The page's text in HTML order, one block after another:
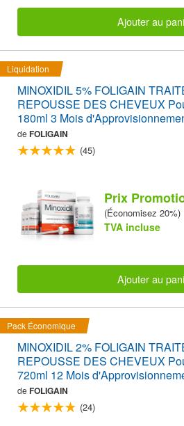
Ajouter au
Liquidation
MINOXIDIL 5% FOLIGAIN
REPOUSSE DES CHEVEUX
180ml 3 Mois
SUPPLÉMENT POUR
DES CHEVEUX 120 Comprimés
de FOLIGAIN
(45)
Prix
(Économisez 20%)
TVA incluse
Ajouter au
Pack Économique
MINOXIDIL 2% FOLIGAIN
REPOUSSE DES CHEVEUX
720ml 12 Mois
de FOLIGAIN
(24)